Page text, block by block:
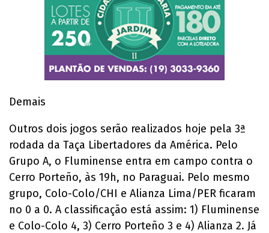
Demais
Outros dois jogos serão realizados hoje pela 3ª
rodada da Taça Libertadores da América. Pelo
Grupo A, o Fluminense entra em campo contra o
Cerro Porteño, às 19h, no Paraguai. Pelo mesmo
grupo, Colo-Colo/CHI e Alianza Lima/PER ficaram
no 0 a 0. A classificação está assim: 1) Fluminense
e Colo-Colo 4, 3) Cerro Porteño 3 e 4) Alianza 2. Já